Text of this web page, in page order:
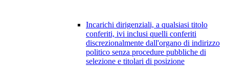
Incarichi dirigenziali, a qualsiasi titolo
conferiti, ivi inclusi quelli conferiti
discrezionalmente dall'organo di indirizzo
politico senza procedure pubbliche di
selezione e titolari di posizione